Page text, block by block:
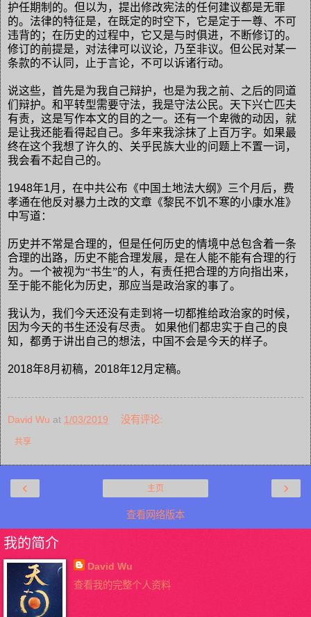
护任期制的。但以为，提出修改宪法的任何建议都是无罪
的。法律的特征是，在既定的时空下，它是定于一尊、不可
违背的；在历史的过程中，它又是与时俱进，不断修订的。
修订的前提是，对法律可以议论，乃至非议。但公民对某一
条款的不认同，止于言论，不可以诉诸行动。
说这些，首先是为我自己辩护，也是为我之前、之后的同道
们辩护。和平转型需要守法，我是守法公民。天下兴亡匹夫
有责，这是写作本文的目的之一。还有一个卑微的动因，就
是让我还能看得起自己。多年来我涂抹了上百万字。如果最
终在这个我想了许久的、关乎民族大业的问题上不置一词，
我会看不起自己的。
1948年1月，在中共公布《中国土地法大纲》三个月后，费
孝通在他反对暴力土改的文章《黎民不饥不寒的小康水准》
中写道：
历史并不常是合理的，但是任何历史的情境中总包含着一条
合理的出路，历史不能合理发展，是在人能不能有合理的行
为。一个被视为“书生”的人，有责任把合理的方向指出来，
至于能不能化为历史，那应当是政治家的事了。
我认为，我们今天还没有走到将一切都推给政治家的时候，
因为今天的书生还没有尽责。
如果他们都忠实于自己的良
知，都勇于讲出自己的想法，中国不会是今天的样子。
2018年8月初稿， 2018年12月定稿。
David Wu at 1/03/2019 没有评论:
共享
‹ ›
主页
查看网络版本
我的简介
David Wu
查看我的完整个人资料